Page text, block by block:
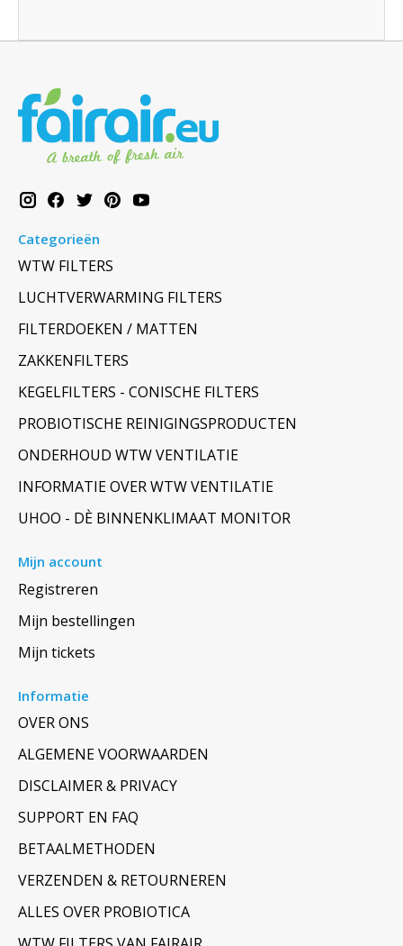
Categorieën
WTW FILTERS
LUCHTVERWARMING FILTERS
FILTERDOEKEN / MATTEN
ZAKKENFILTERS
KEGELFILTERS - CONISCHE FILTERS
PROBIOTISCHE REINIGINGSPRODUCTEN
ONDERHOUD WTW VENTILATIE
INFORMATIE OVER WTW VENTILATIE
UHOO - DÈ BINNENKLIMAAT MONITOR
Mijn account
Registreren
Mijn bestellingen
Mijn tickets
Informatie
OVER ONS
ALGEMENE VOORWAARDEN
DISCLAIMER & PRIVACY
SUPPORT EN FAQ
BETAALMETHODEN
VERZENDEN & RETOURNEREN
ALLES OVER PROBIOTICA